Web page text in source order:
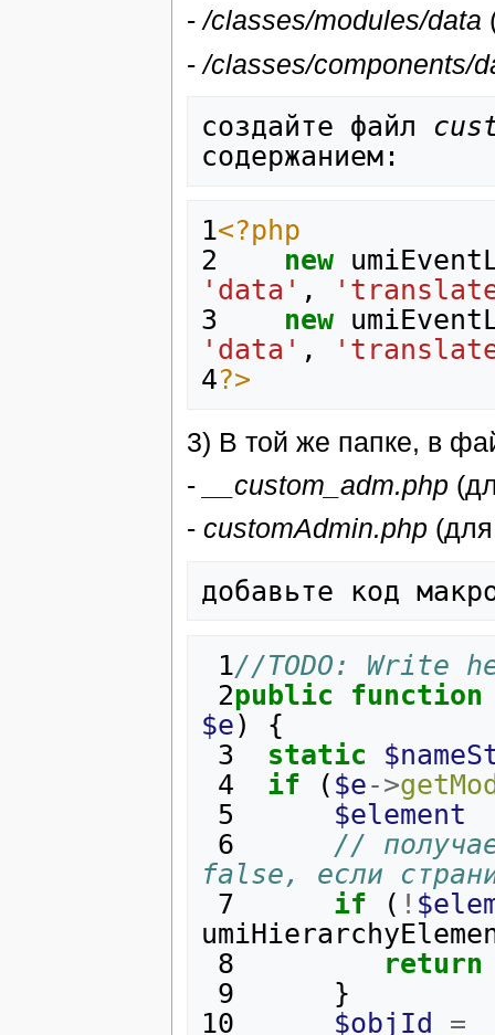
-/classes/modules/data
-/classes/components/
создайте файл
1<?php
2
new
'data' ,
3
new
'data' ,
4?>
3) В той же папке, в
-
__custom_adm.php
- customAdmin.php
1//TODO: Write
2public
function
$e)
{
3
static
4
if ( $e->
5
$element
6
//
false, если
7
if ( !
8
return
9
}
10
$objId
=